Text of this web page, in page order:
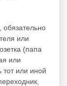
или
(папа
или
тот или иной